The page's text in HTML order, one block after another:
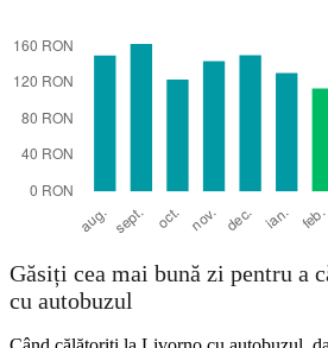
Găsiți cea mai bună zi pentru a
cu autobuzul